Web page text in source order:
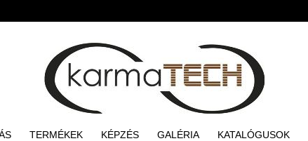
TERMÉKEK KÉPZÉS GALÉRIA KATALÓGUSOK